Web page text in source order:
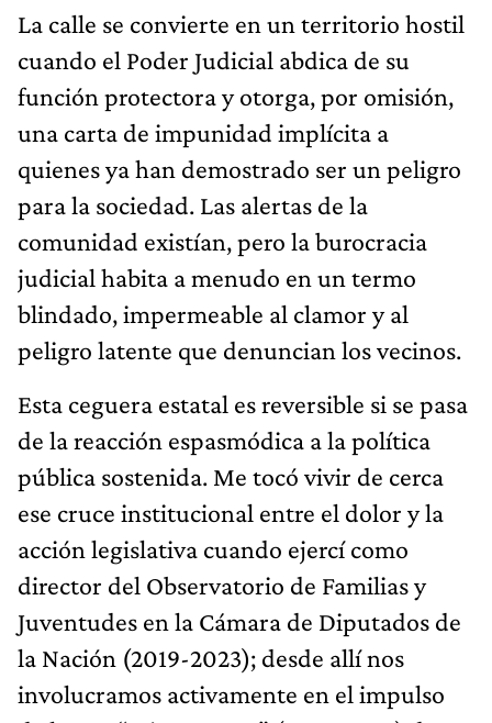
La calle se convierte en un territorio hostil
cuando el Poder Judicial abdica de su
función protectora y otorga, por omisión,
una carta de impunidad implícita a
quienes ya han demostrado ser un peligro
para la sociedad. Las alertas de la
comunidad existían, pero la burocracia
judicial habita a menudo en un termo
blindado, impermeable al clamor y al
peligro latente que denuncian los vecinos.
Esta ceguera estatal es reversible si se pasa
de la reacción espasmódica a la política
pública sostenida. Me tocó vivir de cerca
ese cruce institucional entre el dolor y la
acción legislativa cuando ejercí como
director del Observatorio de Familias y
Juventudes en la Cámara de Diputados de
la Nación (2019-2023); desde allí nos
involucramos activamente en el impulso